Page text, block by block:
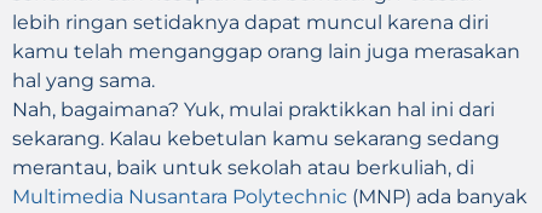
lebih ringan setidaknya dapat muncul karena diri
kamu telah menganggap orang lain juga merasakan
hal yang sama.
Nah, bagaimana? Yuk, mulai praktikkan hal ini dari
sekarang. Kalau kebetulan kamu sekarang sedang
merantau, baik untuk sekolah atau berkuliah, di
Multimedia Nusantara Polytechnic (MNP) ada banyak